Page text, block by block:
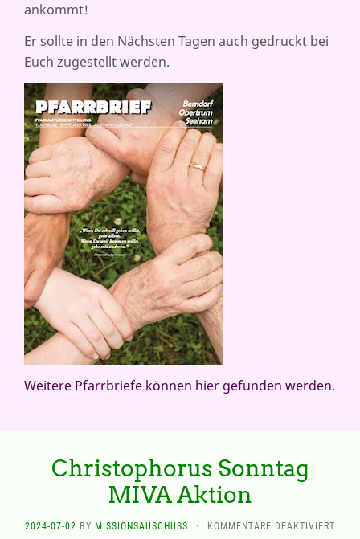
ankommt!
Er sollte in den Nächsten Tagen auch gedruckt bei
Euch zugestellt werden.
Weitere Pfarrbriefe können hier gefunden werden.
Christophorus Sonntag
MIVA Aktion
2024-07-02 BY MISSIONSAUSCHUSS · KOMMENTARE DEAKTIVIERT